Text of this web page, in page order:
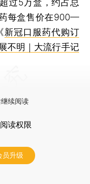
过5万盒，约占总
每盒售价在900—
新冠口服药代购订
不明｜大流行手记
续阅读
读权限
员升级